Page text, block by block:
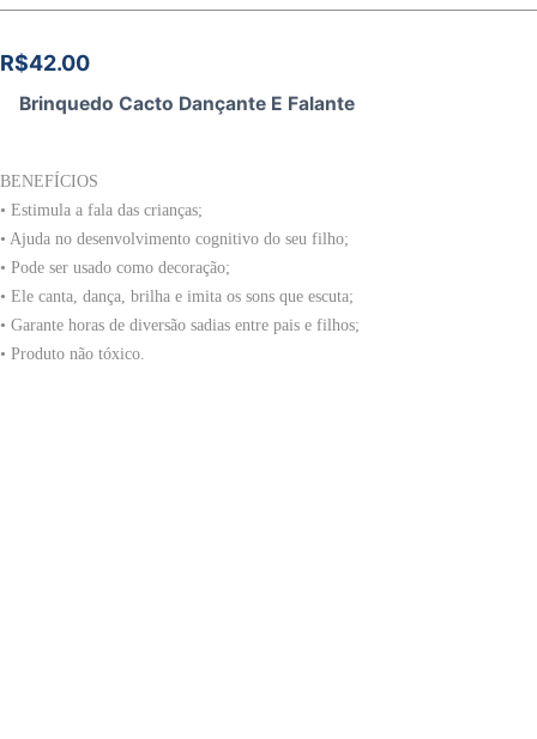
R$42.00
Brinquedo Cacto Dançante E Falante
BENEFÍCIOS
• Estimula a fala das crianças;
• Ajuda no desenvolvimento cognitivo do seu filho;
• Pode ser usado como decoração;
• Ele canta, dança, brilha e imita os sons que escuta;
• Garante horas de diversão sadias entre pais e filhos;
• Produto não tóxico.